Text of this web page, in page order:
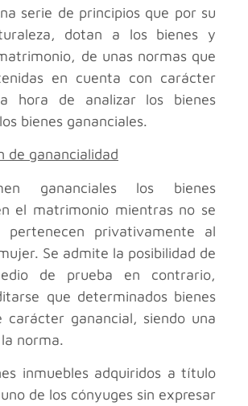
serie de principios que por su
dotan a los bienes y
de unas normas que
en cuenta con carácter
hora de analizar los bienes
bienes gananciales.
de ganancialidad
gananciales los bienes
el matrimonio mientras no se
pertenecen privativamente al
Se admite la posibilidad de
de prueba en contrario,
que determinados bienes
carácter ganancial, siendo una
norma.
inmuebles adquiridos a título
de los cónyuges sin expresar